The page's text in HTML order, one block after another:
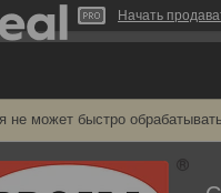
Начать
не может быстро